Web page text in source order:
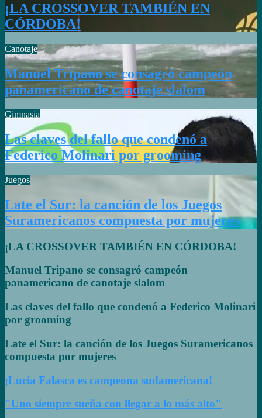
¡LA CROSSOVER TAMBIÉN EN
CÓRDOBA!
Canotaje
Manuel Tripano se consagró campeón
panamericano de canotaje slalom
Gimnasia
Las claves del fallo que condenó a
Federico Molinari por grooming
Juegos
Late el Sur: la canción de los Juegos
Suramericanos compuesta por mujeres
¡LA CROSSOVER TAMBIÉN EN CÓRDOBA!
Manuel Tripano se consagró campeón
panamericano de canotaje slalom
Las claves del fallo que condenó a Federico Molinari
por grooming
Late el Sur: la canción de los Juegos Suramericanos
compuesta por mujeres
¡Lucía Falasca es campeona sudamericana!
"Uno siempre sueña con llegar a lo más alto"